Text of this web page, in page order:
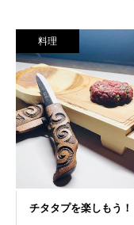
料理